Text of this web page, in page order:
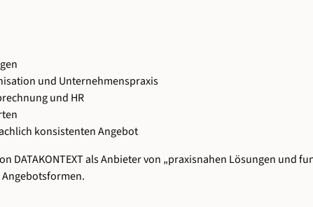
und Unternehmenspraxis
und HR
konsistenten Angebot
DATAKONTEXT als Anbieter von „praxisnahen Lösungen und